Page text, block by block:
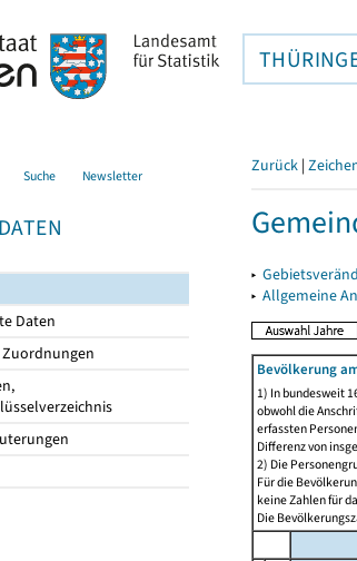
Suche Newsletter
Daten
Zurück |
▸
▸ Allgemeine
Bevölkerung
1) In bundesweit
obwohl die
erfassten
Differenz von
2) Die
Für die
keine Zahlen für
Die